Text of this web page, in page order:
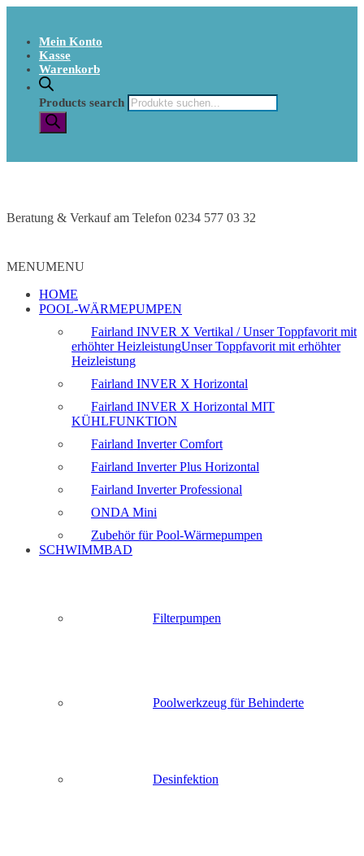
Mein Konto
Kasse
Warenkorb
Products search
Beratung & Verkauf am Telefon 0234 577 03 32
MENUMENU
HOME
POOL-WÄRMEPUMPEN
Fairland INVER X Vertikal / Unser Toppfavorit mit
erhöhter HeizleistungUnser Toppfavorit mit erhöhter
Heizleistung
Fairland INVER X Horizontal
Fairland INVER X Horizontal MIT
KÜHLFUNKTION
Fairland Inverter Comfort
Fairland Inverter Plus Horizontal
Fairland Inverter Professional
ONDA Mini
Zubehör für Pool-Wärmepumpen
SCHWIMMBAD
Filterpumpen
Poolwerkzeug für Behinderte
Desinfektion